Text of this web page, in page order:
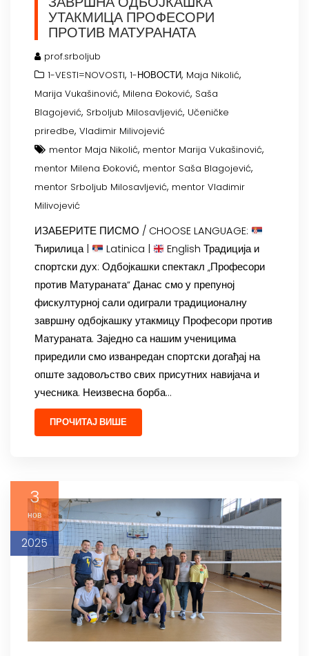
УТАКМИЦА ПРОФЕСОРИ
ПРОТИВ МАТУРАНАТА
prof.srboljub
1-VESTI=NOVOSTI, 1-НОВОСТИ, Maja Nikolić,
Marija Vukašinović, Milena Đoković, Saša
Blagojević, Srboljub Milosavljević, Učeničke
priredbe, Vladimir Milivojević
mentor Maja Nikolić, mentor Marija Vukašinović,
mentor Milena Đoković, mentor Saša Blagojević,
mentor Srboljub Milosavljević, mentor Vladimir
Milivojević
ИЗАБЕРИТЕ ПИСМО / CHOOSE LANGUAGE:
Ћирилица |
Latinica |
English Традиција и
спортски дух: Одбојкашки спектакл „Професори
против Матураната“ Данас смо у препуној
фискултурној сали одиграли традиционалну
завршну одбојкашку утакмицу Професори против
Матураната. Заједно са нашим ученицима
приредили смо изванредан спортски догађај на
опште задовољство свих присутних навијача и
учесника. Неизвесна борба…
ПРОЧИТАЈ ВИШЕ
3
нов
2025